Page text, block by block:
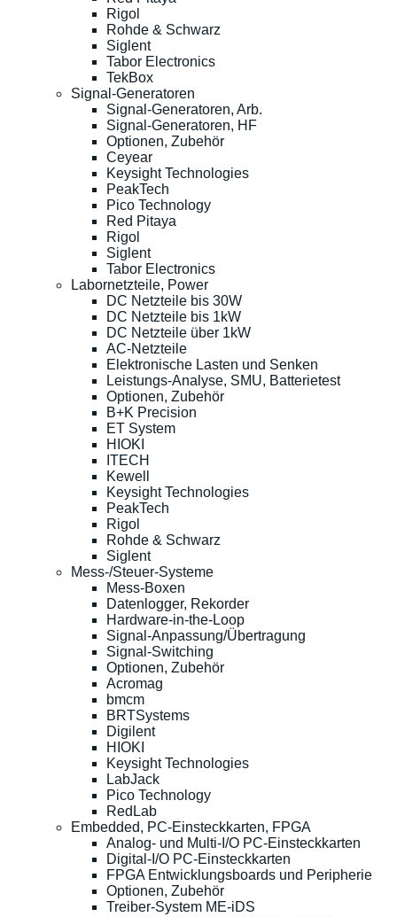
Rigol
Rohde & Schwarz
Siglent
Tabor Electronics
TekBox
Signal-Generatoren
Signal-Generatoren, Arb.
Signal-Generatoren, HF
Optionen, Zubehör
Ceyear
Keysight Technologies
PeakTech
Pico Technology
Red Pitaya
Rigol
Siglent
Tabor Electronics
Labornetzteile, Power
DC Netzteile bis 30W
DC Netzteile bis 1kW
DC Netzteile über 1kW
AC-Netzteile
Elektronische Lasten und Senken
Leistungs-Analyse, SMU, Batterietest
Optionen, Zubehör
B+K Precision
ET System
HIOKI
ITECH
Kewell
Keysight Technologies
PeakTech
Rigol
Rohde & Schwarz
Siglent
Mess-/Steuer-Systeme
Mess-Boxen
Datenlogger, Rekorder
Hardware-in-the-Loop
Signal-Anpassung/Übertragung
Signal-Switching
Optionen, Zubehör
Acromag
bmcm
BRTSystems
Digilent
HIOKI
Keysight Technologies
LabJack
Pico Technology
RedLab
Embedded, PC-Einsteckkarten, FPGA
Analog- und Multi-I/O PC-Einsteckkarten
Digital-I/O PC-Einsteckkarten
FPGA Entwicklungsboards und Peripherie
Optionen, Zubehör
Treiber-System ME-iDS